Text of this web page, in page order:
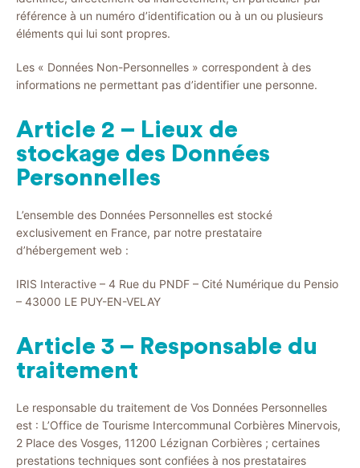
référence à un numéro d’identification ou à un ou plusieurs
éléments qui lui sont propres.
Les « Données Non-Personnelles » correspondent à des
informations ne permettant pas d’identifier une personne.
Article 2 – Lieux de
stockage des Données
Personnelles
L’ensemble des Données Personnelles est stocké
exclusivement en France, par notre prestataire
d’hébergement web :
IRIS Interactive – 4 Rue du PNDF – Cité Numérique du Pensio
– 43000 LE PUY-EN-VELAY
Article 3 – Responsable du
traitement
Le responsable du traitement de Vos Données Personnelles
est : L’Office de Tourisme Intercommunal Corbières Minervois,
2 Place des Vosges, 11200 Lézignan Corbières ; certaines
prestations techniques sont confiées à nos prestataires